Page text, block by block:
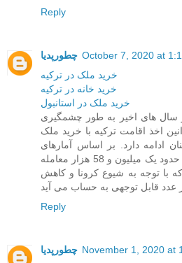
Reply
چطورپدیا October 7, 2020 at
خريد ملک در ترکيه
خريد خانه در ترکيه
خريد ملک در استانبول
سال های اخیر به طور چشمگیری
اخذ اقامت ترکیه با خرید ملک
همچنان ادامه دارد. بر اساس آمارهای
بدست آمده در ماه های گذشته حدود یک میلیون و 58 هزار معامله
با توجه به شیوع کرونا و کاهش
عدد قابل توجهی به حساب می آید
Reply
چطورپدیا November 1, 2020 at